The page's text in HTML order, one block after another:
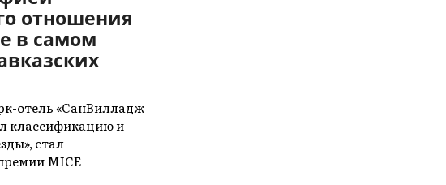
отношения
в самом
отель «СанВилладж
классификацию и
стал
MICE